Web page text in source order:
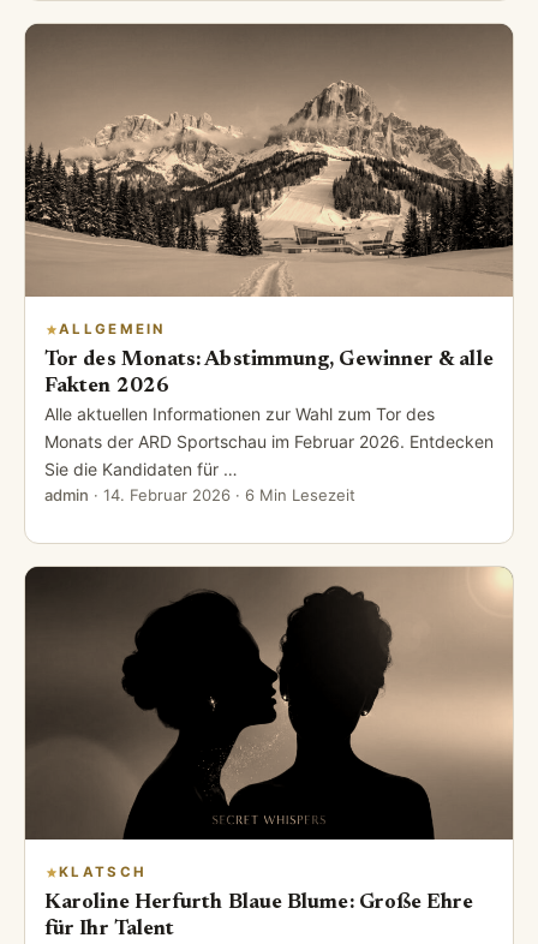
ALLGEMEIN
Tor des Monats: Abstimmung, Gewinner & alle
Fakten 2026
Alle aktuellen Informationen zur Wahl zum Tor des
Monats der ARD Sportschau im Februar 2026. Entdecken
Sie die Kandidaten für …
admin · 14. Februar 2026 · 6 Min Lesezeit
KLATSCH
Karoline Herfurth Blaue Blume: Große Ehre
für Ihr Talent